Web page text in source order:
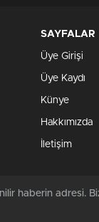
SAYFALAR
Üye Girişi
Üye Kaydı
Künye
Hakkımızda
İletişim
haberin adresi.